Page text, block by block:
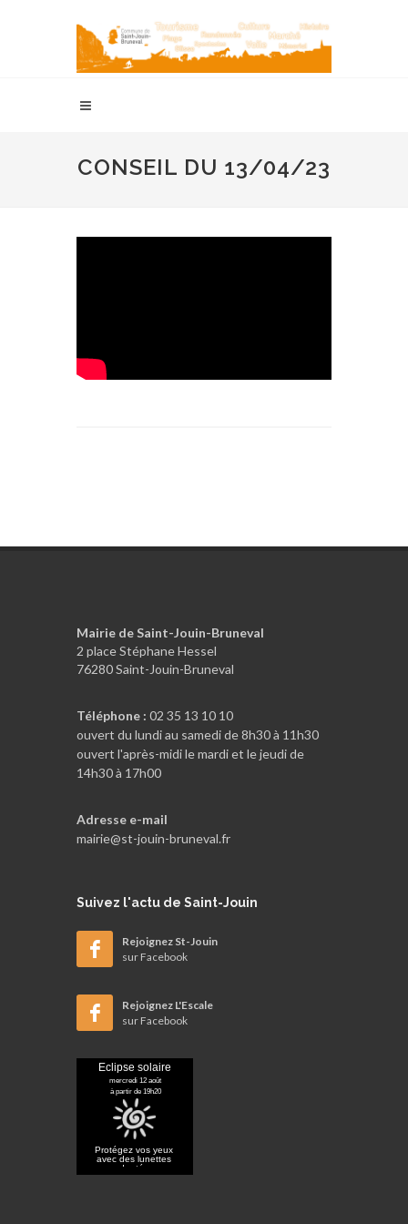
CONSEIL DU 13/04/23
Mairie de Saint-Jouin-Bruneval
2 place Stéphane Hessel
76280 Saint-Jouin-Bruneval
Téléphone : 02 35 13 10 10
ouvert du lundi au samedi de 8h30 à 11h30
ouvert l'après-midi le mardi et le jeudi de
14h30 à 17h00
Adresse e-mail
mairie@st-jouin-bruneval.fr
Suivez l'actu de Saint-Jouin
Rejoignez St-Jouin
sur Facebook
Rejoignez L'Escale
sur Facebook